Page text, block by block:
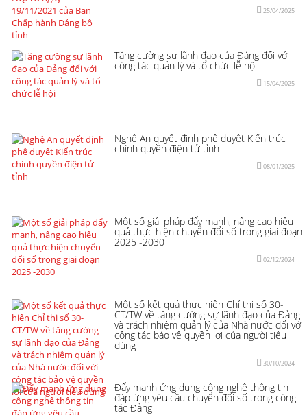
25/04/2025
Tăng cường sự lãnh đạo của Đảng đối với
công tác quản lý và tổ chức lễ hội
15/04/2025
Nghệ An quyết định phê duyệt Kiến trúc
chính quyền điện tử tỉnh
08/01/2025
Một số giải pháp đẩy mạnh, nâng cao hiệu
quả thực hiện chuyển đổi số trong giai đoạn
2025 -2030
02/12/2024
Một số kết quả thực hiện Chỉ thị số 30-
CT/TW về tăng cường sự lãnh đạo của Đảng
và trách nhiệm quản lý của Nhà nước đối với
công tác bảo vệ quyền lợi của người tiêu
dùng
30/10/2024
Đẩy mạnh ứng dụng công nghệ thông tin
đáp ứng yêu cầu chuyển đổi số trong công
tác Đảng